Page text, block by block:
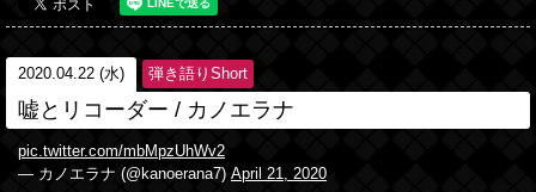
2020.04.22 (水) 弾き語りShort
嘘とリコーダー / カノエラナ
pic.twitter.com/mbMpzUhWv2
— カノエラナ (@kanoerana7) April 21, 2020